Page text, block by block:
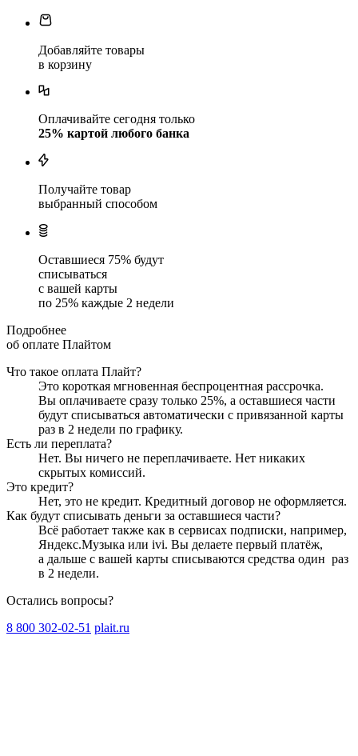
Добавляйте товары
в корзину
Оплачивайте сегодня только
25% картой любого банка
Получайте товар
выбранный способом
Оставшиеся 75% будут
списываться
с вашей карты
по 25% каждые 2 недели
Подробнее
об оплате Плайтом
Что такое оплата Плайт?
Это короткая мгновенная беспроцентная рассрочка.
Вы оплачиваете сразу только 25%, а оставшиеся части
будут списываться автоматически с привязанной карты
раз в 2 недели по графику.
Есть ли переплата?
Нет. Вы ничего не переплачиваете. Нет никаких
скрытых комиссий.
Это кредит?
Нет, это не кредит. Кредитный договор не оформляется.
Как будут списывать деньги за оставшиеся части?
Всё работает также как в сервисах подписки, например,
Яндекс.Музыка или ivi. Вы делаете первый платёж,
а дальше с вашей карты списываются средства один раз
в 2 недели.
Остались вопросы?
8 800 302-02-51 plait.ru